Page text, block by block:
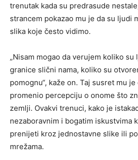
trenutak kada su predrasude
strancem pokazao mu je da su ljudi
slika koje često vidimo.
„Nisam mogao da verujem koliko
granice slični nama, koliko su
pomognu“, kaže on. Taj susret mu
promenio percepciju o onome što
zemlji. Ovakvi trenuci, kako je
nezaboravnim i bogatim iskustvima
prenijeti kroz jednostavne slike ili
mrežama.